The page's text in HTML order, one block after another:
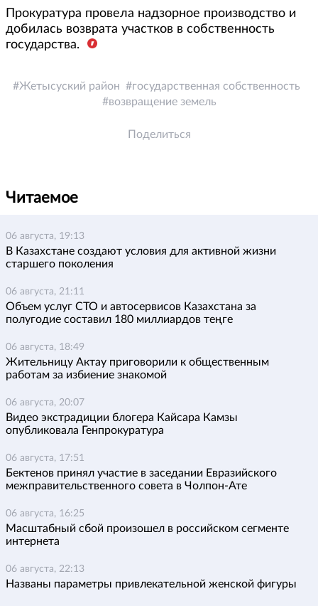
Прокуратура провела надзорное производство и
добилась возврата участков в собственность
государства.
Жетысуский район
государственная собственность
возвращение земель
Поделиться
Читаемое
06 августа, 19:13
В Казахстане создают условия для активной жизни
старшего поколения
06 августа, 21:11
Объем услуг СТО и автосервисов Казахстана за
полугодие составил 180 миллиардов теңге
06 августа, 18:49
Жительницу Актау приговорили к общественным
работам за избиение знакомой
06 августа, 20:07
Видео экстрадиции блогера Кайсара Камзы
опубликовала Генпрокуратура
06 августа, 17:51
Бектенов принял участие в заседании Евразийского
межправительственного совета в Чолпон-Ате
06 августа, 16:25
Масштабный сбой произошел в российском сегменте
интернета
06 августа, 22:13
Названы параметры привлекательной женской фигуры